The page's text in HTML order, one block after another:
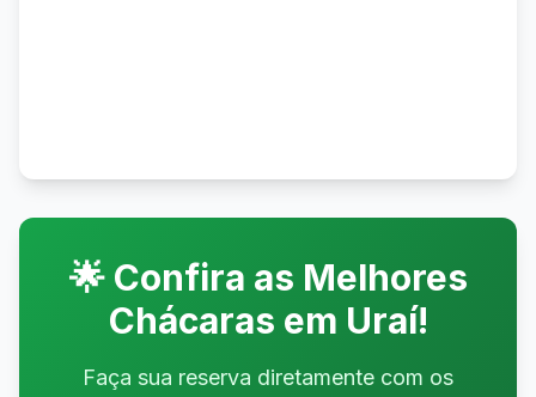
🌟 Confira as Melhores
Chácaras em Uraí!
Faça sua reserva diretamente com os